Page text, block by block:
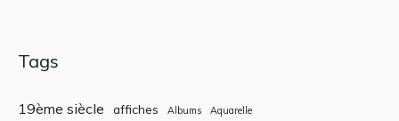
Tags
19ème siècle affiches Albums Aquarelle